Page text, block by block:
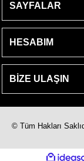
SAYFALAR
HESABIM
BİZE ULAŞIN
© Tüm Hakları